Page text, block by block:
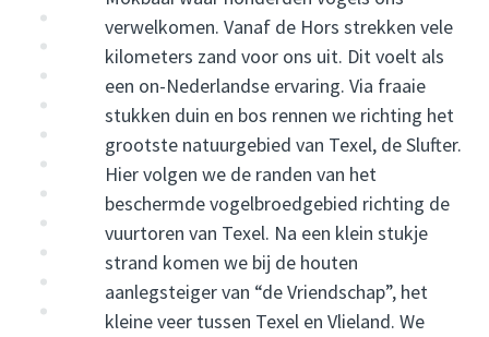
verwelkomen. Vanaf de Hors strekken vele
kilometers zand voor ons uit. Dit voelt als
een on-Nederlandse ervaring. Via fraaie
stukken duin en bos rennen we richting het
grootste natuurgebied van Texel, de Slufter.
Hier volgen we de randen van het
beschermde vogelbroedgebied richting de
vuurtoren van Texel. Na een klein stukje
strand komen we bij de houten
aanlegsteiger van “de Vriendschap”, het
kleine veer tussen Texel en Vlieland. We